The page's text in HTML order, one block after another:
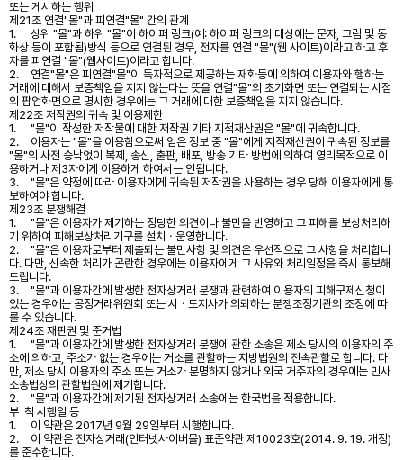
또는 게시하는 행위
제21조 연결"몰"과 피연결"몰" 간의 관계
1.
상위 "몰"과 하위 "몰"이 하이퍼 링크(예: 하이퍼 링크의 대상에는 문자, 그림 및 동
화상 등이 포함됨)방식 등으로 연결된 경우, 전자를 연결 "몰"(웹 사이트)이라고 하고 후
자를 피연결 "몰"(웹사이트)이라고 합니다.
2.
연결"몰"은 피연결"몰"이 독자적으로 제공하는 재화등에 의하여 이용자와 행하는
거래에 대해서 보증책임을 지지 않는다는 뜻을 연결"몰"의 초기화면 또는 연결되는 시점
의 팝업화면으로 명시한 경우에는 그 거래에 대한 보증책임을 지지 않습니다.
제22조 저작권의 귀속 및 이용제한
1.
"몰"이 작성한 저작물에 대한 저작권 기타 지적재산권은 "몰"에 귀속합니다.
2.
이용자는 "몰"을 이용함으로써 얻은 정보 중 "몰"에게 지적재산권이 귀속된 정보를
"몰"의 사전 승낙없이 복제, 송신, 출판, 배포, 방송 기타 방법에 의하여 영리목적으로 이
용하거나 제3자에게 이용하게 하여서는 안됩니다.
3.
"몰"은 약정에 따라 이용자에게 귀속된 저작권을 사용하는 경우 당해 이용자에게 통
보하여야 합니다.
제23조 분쟁해결
1.
"몰"은 이용자가 제기하는 정당한 의견이나 불만을 반영하고 그 피해를 보상처리하
기 위하여 피해보상처리기구를 설치ㆍ운영합니다.
2.
"몰"은 이용자로부터 제출되는 불만사항 및 의견은 우선적으로 그 사항을 처리합니
다. 다만, 신속한 처리가 곤란한 경우에는 이용자에게 그 사유와 처리일정을 즉시 통보해
드립니다.
3.
"몰"과 이용자간에 발생한 전자상거래 분쟁과 관련하여 이용자의 피해구제신청이
있는 경우에는 공정거래위원회 또는 시ㆍ도지사가 의뢰하는 분쟁조정기관의 조정에 따
를 수 있습니다.
제24조 재판권 및 준거법
1.
"몰"과 이용자간에 발생한 전자상거래 분쟁에 관한 소송은 제소 당시의 이용자의 주
소에 의하고, 주소가 없는 경우에는 거소를 관할하는 지방법원의 전속관할로 합니다. 다
만, 제소 당시 이용자의 주소 또는 거소가 분명하지 않거나 외국 거주자의 경우에는 민사
소송법상의 관할법원에 제기합니다.
2.
"몰"과 이용자간에 제기된 전자상거래 소송에는 한국법을 적용합니다.
부 칙 시행일 등
1.
이 약관은 2017년 9월 29일부터 시행합니다.
2.
이 약관은 전자상거래(인터넷사이버몰) 표준약관 제10023호(2014. 9. 19. 개정)
를 준수합니다.